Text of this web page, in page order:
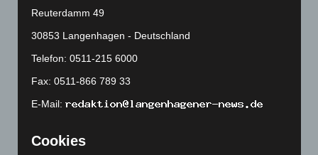
Februar 2024
(103)
Januar 2024
(111)
August 2023(134)
Reuterdamm 49
30853 Langenhagen - Deutschland
Telefon: 0511-215 6000
Fax: 0511-866 789 33
E-Mail:
Cookies